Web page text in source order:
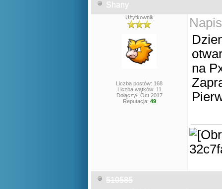
Shany
Użytkownik
Liczba postów: 168
Liczba wątków: 11
Dołączył: Oct 2017
Reputacja: 49
na
510585